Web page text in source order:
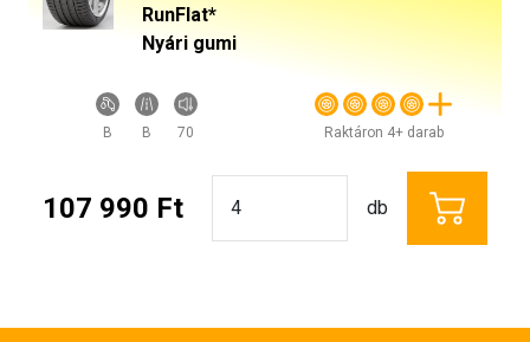
RunFlat*
Nyári gumi
B B 70 Raktáron 4+ darab
107 990 Ft db